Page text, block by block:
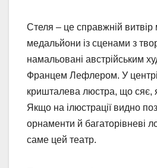
Стеля – це справжній витвір
медальйони із сценами з
намальовані австрійським
Францем Лефлером. У
кришталева люстра, що сяє,
Якщо на ілюстрації видно
орнаменти й багаторівневі
саме цей театр.